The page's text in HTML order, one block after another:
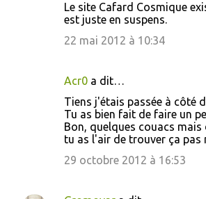
Le site Cafard Cosmique
est juste en suspens.
22 mai 2012 à 10:34
Acr0 a dit…
Tiens j'étais passée à côté
Tu as bien fait de faire un
Bon, quelques couacs mais
tu as l'air de trouver ça pas
29 octobre 2012 à 16:53